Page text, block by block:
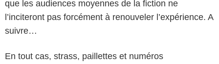
que les audiences moyennes de la fiction ne
l’inciteront pas forcément à renouveler l’expérience. A
suivre…
En tout cas, strass, paillettes et numéros